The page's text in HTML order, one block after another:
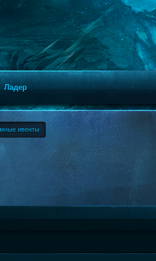
Ладер
ивенты